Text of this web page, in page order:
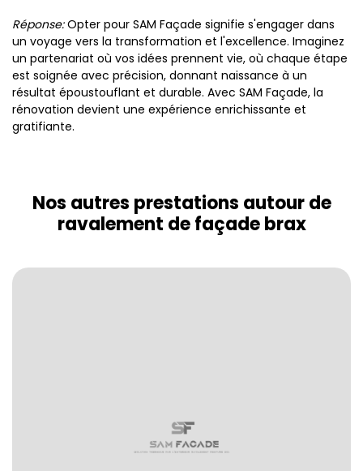
Réponse:Opter pour SAM Façade signifie s'engager dans
un voyage vers la transformation et l'excellence. Imaginez
un partenariat où vos idées prennent vie, où chaque étape
est soignée avec précision, donnant naissance à un
résultat époustouflant et durable. Avec SAM Façade, la
rénovation devient une expérience enrichissante et
gratifiante.
Nos autres prestations autour de
ravalement de façade brax